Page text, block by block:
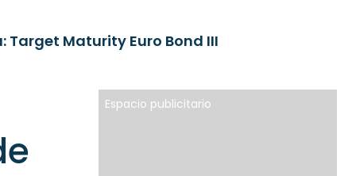
Maturity Euro Bond III
Espacio publicitario